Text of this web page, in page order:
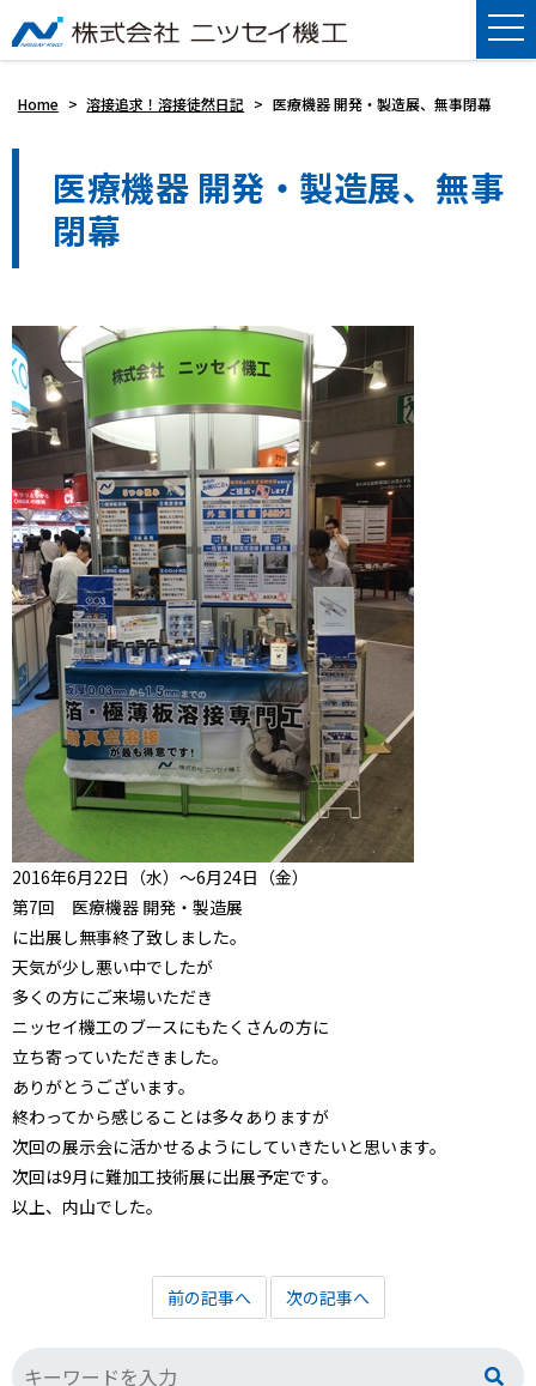
Home > 溶接追求！溶接徒然日記 > 医療機器 開発・製造展、無事閉幕
医療機器 開発・製造展、無事
閉幕
2016年6月22日（水）～6月24日（金）
第7回 医療機器 開発・製造展
に出展し無事終了致しました。
天気が少し悪い中でしたが
多くの方にご来場いただき
ニッセイ機工のブースにもたくさんの方に
立ち寄っていただきました。
ありがとうございます。
終わってから感じることは多々ありますが
次回の展示会に活かせるようにしていきたいと思います。
次回は9月に難加工技術展に出展予定です。
以上、内山でした。
前の記事へ 次の記事へ